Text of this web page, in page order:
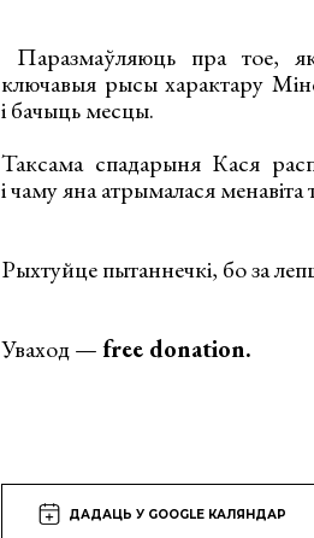
Паразмаўляюць пра тое,
ключавыя рысы характару
і бачыць месцы.
Таксама спадарыня Кася
і чаму яна атрымалася менавіта
Рыхтуйце пытаннечкі, бо за
Уваход —free donation.
ДАДАЦЬ У GOOGLE КАЛЯНДАР